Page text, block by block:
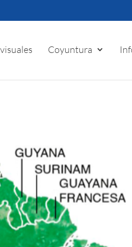
Coyuntura